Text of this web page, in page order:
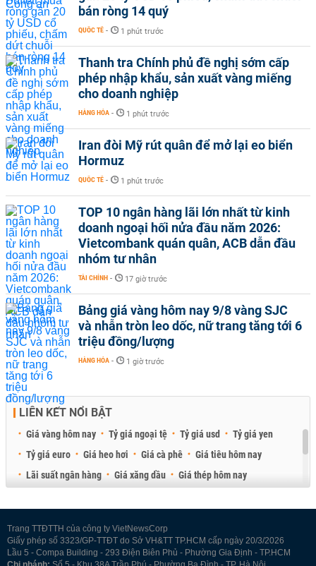
bán ròng 14 quý
QUỐC TẾ - 1 phút trước
Thanh tra Chính phủ đề nghị sớm cấp
phép nhập khẩu, sản xuất vàng miếng
cho doanh nghiệp
HÀNG HÓA - 1 phút trước
Iran đòi Mỹ rút quân để mở lại eo biển
Hormuz
QUỐC TẾ - 1 phút trước
TOP 10 ngân hàng lãi lớn nhất từ kinh
doanh ngoại hối nửa đầu năm 2026:
Vietcombank quán quân, ACB dẫn đầu
nhóm tư nhân
TÀI CHÍNH - 17 giờ trước
Bảng giá vàng hôm nay 9/8 vàng SJC
và nhẫn tròn leo dốc, nữ trang tăng tới 6
triệu đồng/lượng
HÀNG HÓA - 1 giờ trước
LIÊN KẾT NỔI BẬT
Giá vàng hôm nay Tỷ giá ngoại tệ Tỷ giá usd
Tỷ giá yen
Tỷ giá euro
Giá heo hơi Giá cà phê
Giá tiêu hôm nay
Lãi suất ngân hàng
Giá xăng dầu
Giá thép hôm nay
Trang TTĐTTH của công ty VietNewsCorp
Giấy phép số 3323/GP-TTĐT do Sở VH&TT TP.HCM cấp ngày 20/3/2026
Lầu 5 - Compa Building - 293 Điện Biên Phủ - Phường Gia Định - TP.HCM